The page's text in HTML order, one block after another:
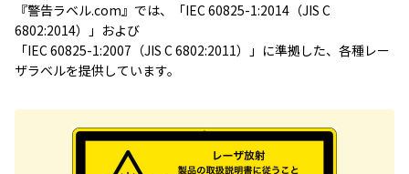
『警告ラベル.com』では、「IEC 60825-1:2014（JIS C
6802:2014）」および
「IEC 60825-1:2007（JIS C 6802:2011）」に準拠した、各種レー
ザラベルを提供しています。